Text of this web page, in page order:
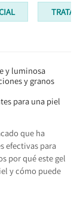
y luminosa
y granos
para una piel
que ha
efectivas para
por qué este gel
y cómo puede